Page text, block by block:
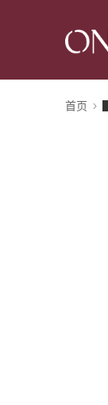
首页